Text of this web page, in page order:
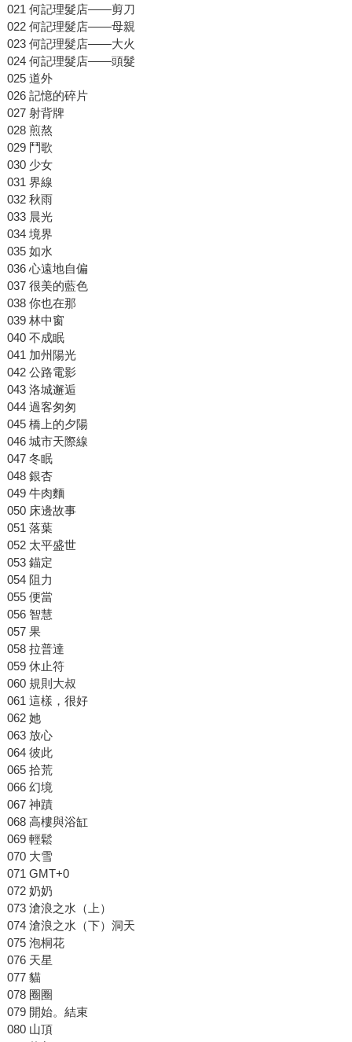
021 何記理髮店——剪刀
022 何記理髮店——母親
023 何記理髮店——大火
024 何記理髮店——頭髮
025 道外
026 記憶的碎片
027 射背牌
028 煎熬
029 鬥歌
030 少女
031 界線
032 秋雨
033 晨光
034 境界
035 如水
036 心遠地自偏
037 很美的藍色
038 你也在那
039 林中窗
040 不成眠
041 加州陽光
042 公路電影
043 洛城邂逅
044 過客匆匆
045 橋上的夕陽
046 城市天際線
047 冬眠
048 銀杏
049 牛肉麵
050 床邊故事
051 落葉
052 太平盛世
053 錨定
054 阻力
055 便當
056 智慧
057 果
058 拉普達
059 休止符
060 規則大叔
061 這樣，很好
062 她
063 放心
064 彼此
065 拾荒
066 幻境
067 神蹟
068 高樓與浴缸
069 輕鬆
070 大雪
071 GMT+0
072 奶奶
073 滄浪之水（上）
074 滄浪之水（下）洞天
075 泡桐花
076 天星
077 貓
078 圈圈
079 開始。結束
080 山頂